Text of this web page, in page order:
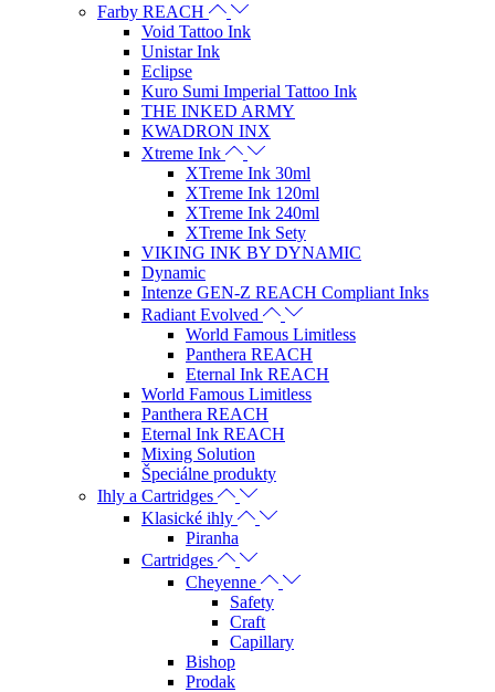
Farby REACH
Void Tattoo Ink
Unistar Ink
Eclipse
Kuro Sumi Imperial Tattoo Ink
THE INKED ARMY
KWADRON INX
Xtreme Ink
XTreme Ink 30ml
XTreme Ink 120ml
XTreme Ink 240ml
XTreme Ink Sety
VIKING INK BY DYNAMIC
Dynamic
Intenze GEN-Z REACH Compliant Inks
Radiant Evolved
World Famous Limitless
Panthera REACH
Eternal Ink REACH
World Famous Limitless
Panthera REACH
Eternal Ink REACH
Mixing Solution
Špeciálne produkty
Ihly a Cartridges
Klasické ihly
Piranha
Cartridges
Cheyenne
Safety
Craft
Capillary
Bishop
Prodak